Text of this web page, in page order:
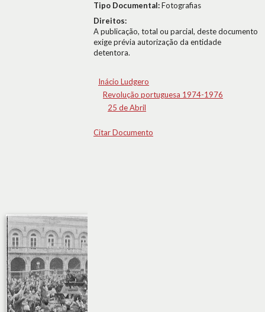
Tipo Documental:Fotografias
Direitos:
A publicação, total ou parcial, deste documento
exige prévia autorização da entidade
detentora.
Inácio Ludgero
Revolução portuguesa 1974-1976
25 de Abril
Citar Documento